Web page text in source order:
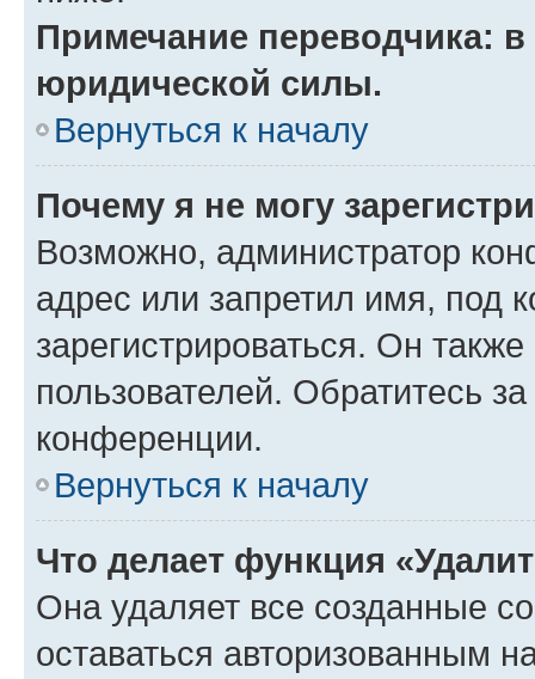
Примечание переводчика:
юридической силы.
Вернуться к началу
Почему я не могу
Возможно, администратор
адрес или запретил имя, под
зарегистрироваться. Он
пользователей. Обратитесь
конференции.
Вернуться к началу
Что делает функция
Она удаляет все созданные
оставаться авторизованным